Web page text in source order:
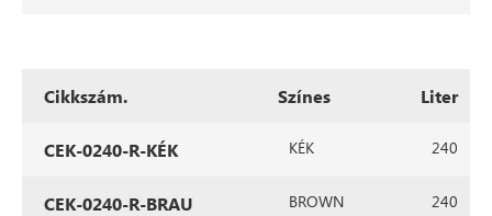
Cikkszám. Színes Liter
CEK-0240-R-KÉK KÉK 240
CEK-0240-R-BRAU BROWN 240